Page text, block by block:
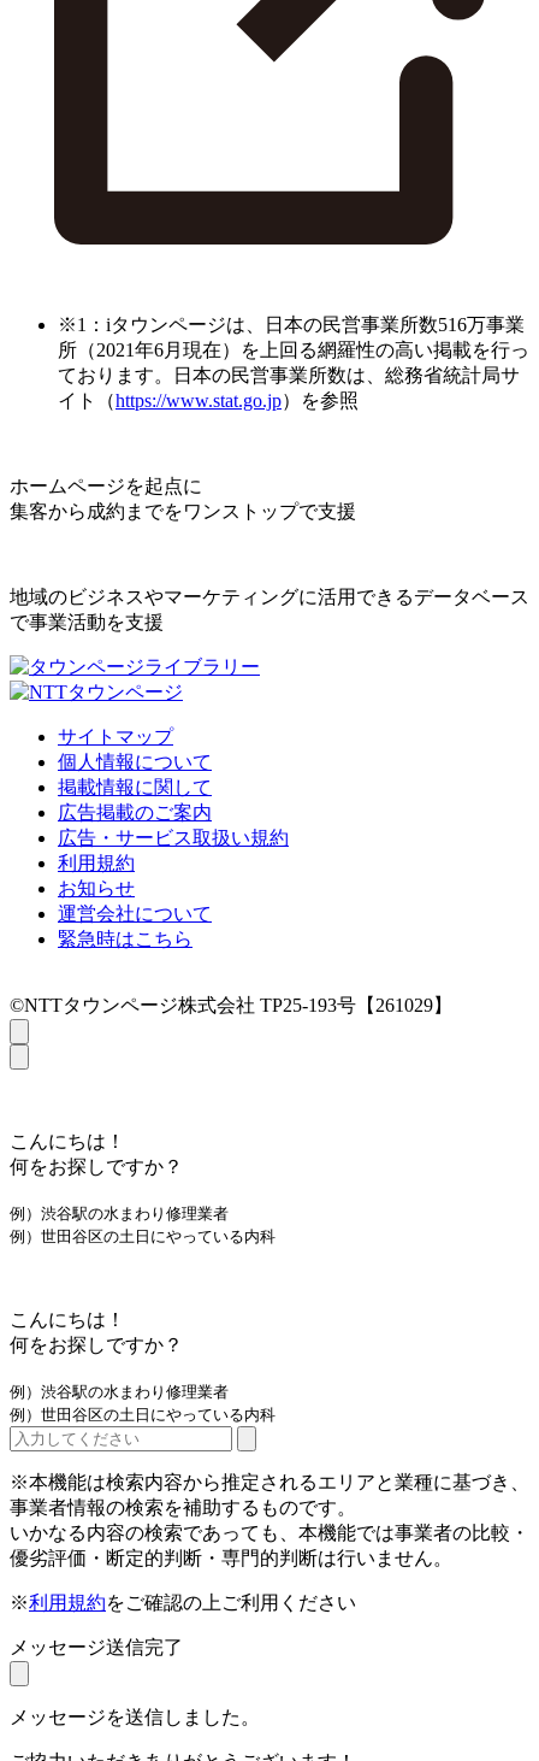
※1：iタウンページは、日本の民営事業所数516万事業
所（2021年6月現在）を上回る網羅性の高い掲載を行っ
ております。日本の民営事業所数は、総務省統計局サ
イト（https://www.stat.go.jp）を参照
ホームページを起点に
集客から成約までをワンストップで支援
地域のビジネスやマーケティングに活用できるデータベース
で事業活動を支援
サイトマップ
個人情報について
掲載情報に関して
広告掲載のご案内
広告・サービス取扱い規約
利用規約
お知らせ
運営会社について
緊急時はこちら
©NTTタウンページ株式会社 TP25-193号【261029】
こんにちは！
何をお探しですか？
例）渋谷駅の水まわり修理業者
例）世田谷区の土日にやっている内科
こんにちは！
何をお探しですか？
例）渋谷駅の水まわり修理業者
例）世田谷区の土日にやっている内科
※本機能は検索内容から推定されるエリアと業種に基づき、
事業者情報の検索を補助するものです。
いかなる内容の検索であっても、本機能では事業者の比較・
優劣評価・断定的判断・専門的判断は行いません。
※利用規約をご確認の上ご利用ください
メッセージ送信完了
メッセージを送信しました。